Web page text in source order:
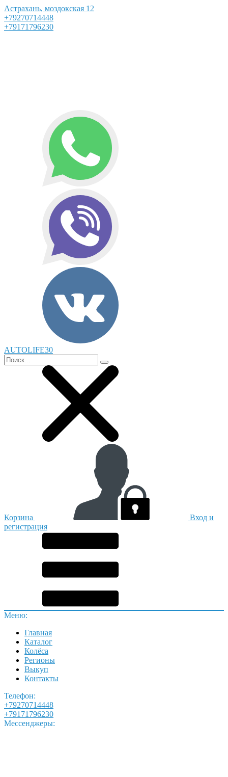
Астрахань, моздокская 12
+79270714448
+79171796230
AUTOLIFE30
Корзина
Вход и
регистрация
Меню:
Главная
Каталог
Колёса
Регионы
Выкуп
Контакты
Телефон:
+79270714448
+79171796230
Мессенджеры: